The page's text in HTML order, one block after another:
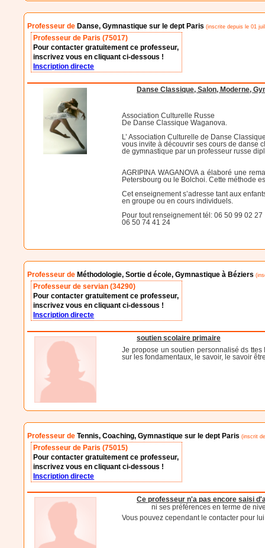
Professeur de Danse, Gymnastique sur le dept Paris (inscrite depuis le 01
Professeur de Paris (75017)
Pour contacter gratuitement ce professeur,
inscrivez vous en cliquant ci-dessous !
Inscription directe
Danse Classique, Salon, Moderne,
Association Culturelle Russe
De Danse Classique Waganova.
L’ Association Culturelle de Danse
vous invite à découvrir ses cours de danse
de gymnastique par un professeur russe
AGRIPINA WAGANOVA a élaboré une
Petersbourg ou le Bolchoi. Cette méthode
Cet enseignement s’adresse tant aux
en groupe ou en cours individuels.
Pour tout renseignement tél: 06 50 99 02 27
06 50 74 41 24
Professeur de Méthodologie, Sortie d école, Gymnastique à Béziers
Professeur de servian (34290)
Pour contacter gratuitement ce professeur,
inscrivez vous en cliquant ci-dessous !
Inscription directe
soutien scolaire primaire
Je propose un soutien personnalisé ds
sur les fondamentaux, le savoir, le savoir
Professeur deTennis, Coaching, Gymnastique sur le dept Paris (inscrit
Professeur de Paris (75015)
Pour contacter gratuitement ce professeur,
inscrivez vous en cliquant ci-dessous !
Inscription directe
Ce professeur n'a pas encore saisi
ni ses préférences en terme de
Vous pouvez cependant le contacter pour